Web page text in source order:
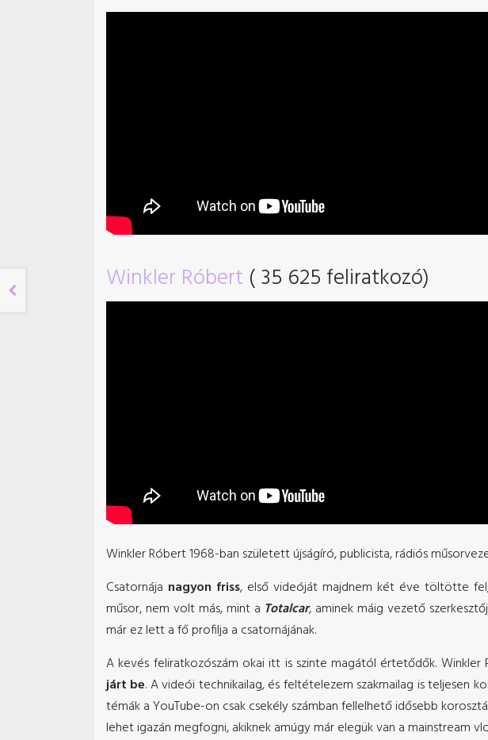
Winkler Róbert ( 35 625 feliratkozó)
Winkler Róbert 1968-ban született újságíró, publicista, rádiós
Csatornája nagyon friss, első videóját majdnem két éve töltötte
műsor, nem volt más, mint a Totalcar, aminek máig vezető
már ez lett a fő profilja a csatornájának.
A kevés feliratkozószám okai itt is szinte magától értetődők.
járt be. A videói technikailag, és feltételezem szakmailag is teljesen
témák a YouTube-on csak csekély számban fellelhető idősebb
lehet igazán megfogni, akiknek amúgy már elegük van a mainstream